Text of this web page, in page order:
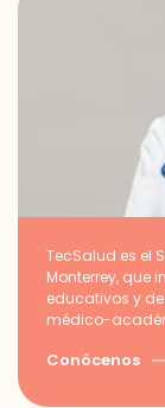
TecSalud es el
Monterrey, que
educativos y
médico-
Conócenos